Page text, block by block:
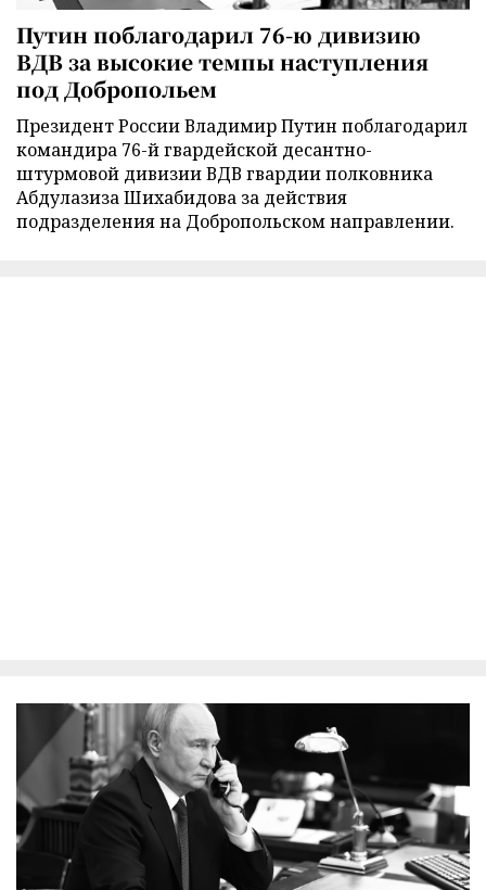
Путин поблагодарил 76-ю дивизию
ВДВ за высокие темпы наступления
под Добропольем
Президент России Владимир Путин поблагодарил
командира 76-й гвардейской десантно-
штурмовой дивизии ВДВ гвардии полковника
Абдулазиза Шихабидова за действия
подразделения на Добропольском направлении.